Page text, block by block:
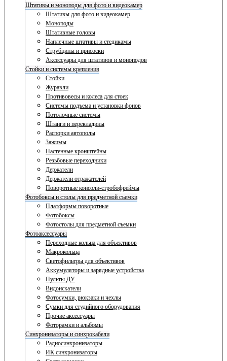
Штативы и моноподы для фото и видеокамер
Штативы для фото и видеокамер
Моноподы
Штативные головы
Наплечные штативы и стедикамы
Струбцины и присоски
Аксессуары для штативов и моноподов
Стойки и системы крепления
Стойки
Журавли
Противовесы и колеса для стоек
Системы подъема и установки фонов
Потолочные системы
Штанги и перекладины
Распорки автополы
Зажимы
Настенные кронштейны
Резьбовые переходники
Держатели
Держатели отражателей
Поворотные консоли-стробофреймы
Фотобоксы и столы для предметной съемки
Платформы поворотные
Фотобоксы
Фотостолы для предметной съемки
Фотоаксессуары
Переходные кольца для объективов
Макрокольца
Светофильтры для объективов
Аккумуляторы и зарядные устройства
Пульты ДУ
Видоискатели
Фотосумки, рюкзаки и чехлы
Сумки для студийного оборудования
Прочие аксессуары
Фоторамки и альбомы
Синхронизаторы и синхрокабели
Радиосинхронизаторы
ИК синхронизаторы